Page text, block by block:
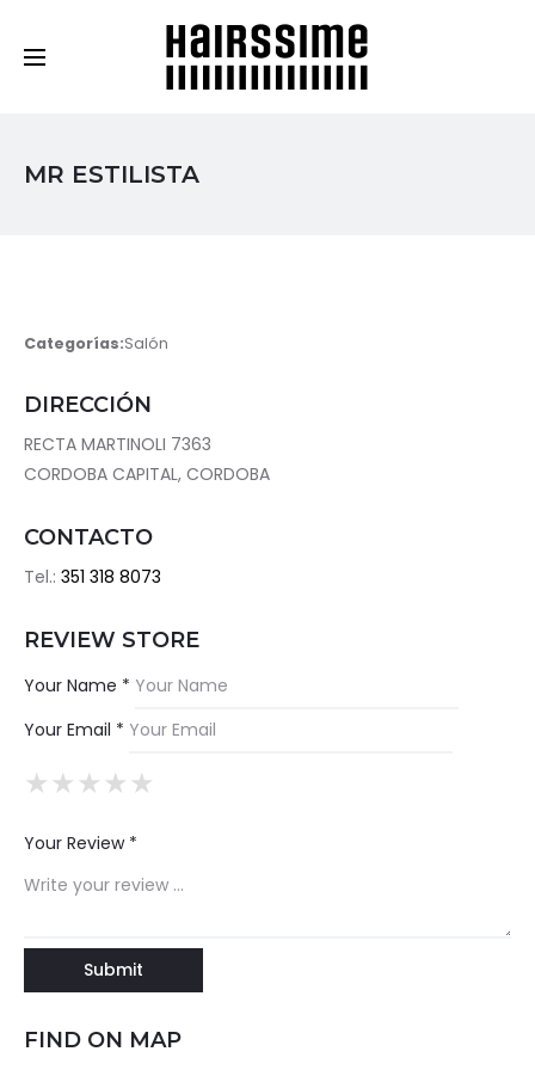
MR ESTILISTA
Categorías:Salón
DIRECCIÓN
RECTA MARTINOLI 7363
CORDOBA CAPITAL, CORDOBA
CONTACTO
Tel.: 351 318 8073
REVIEW STORE
Your Name *
Your Email *
★
★★
★★★
★★★★
★★★★★
Your Review *
FIND ON MAP